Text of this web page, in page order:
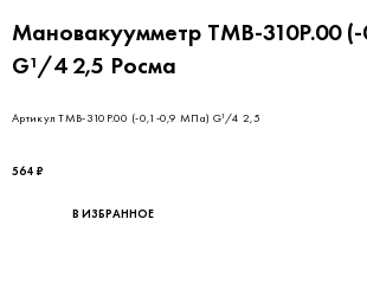
Мановакуумметр ТМВ-310Р.00
G¹/4 2,5 Росма
Артикул ТМВ-310Р.00 (-0,1-0,9 МПа) G¹/4 2,5
564 ₽
В ИЗБРАННОЕ